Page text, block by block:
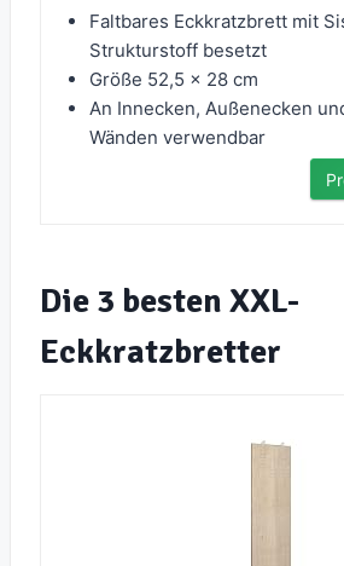
Faltbares Eckkratzbrett mit
Strukturstoff besetzt
Größe 52,5 x 28 cm
An Innecken, Außenecken
Wänden verwendbar
Die 3 besten XXL-
Eckkratzbretter